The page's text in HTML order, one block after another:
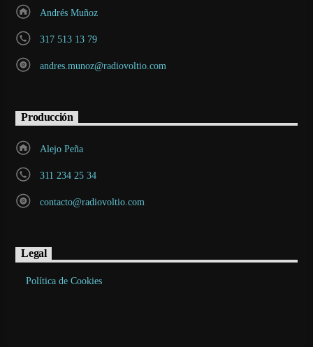
Andrés Muñoz
317 513 13 79
andres.munoz@radiovoltio.com
Producción
Alejo Peña
311 234 25 34
contacto@radiovoltio.com
Legal
Política de Cookies